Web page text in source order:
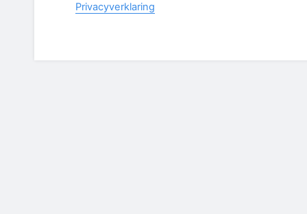
Privacyverklaring